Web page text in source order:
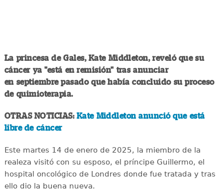
La princesa de Gales, Kate Middleton, reveló que su
cáncer ya "está en remisión" tras anunciar
en septiembre pasado que había concluido su proceso
de quimioterapia.
OTRAS NOTICIAS: Kate Middleton anunció que está
libre de cáncer
Este martes 14 de enero de 2025, la miembro de la
realeza visitó con su esposo, el príncipe Guillermo, el
hospital oncológico de Londres donde fue tratada y tras
ello dio la buena nueva.